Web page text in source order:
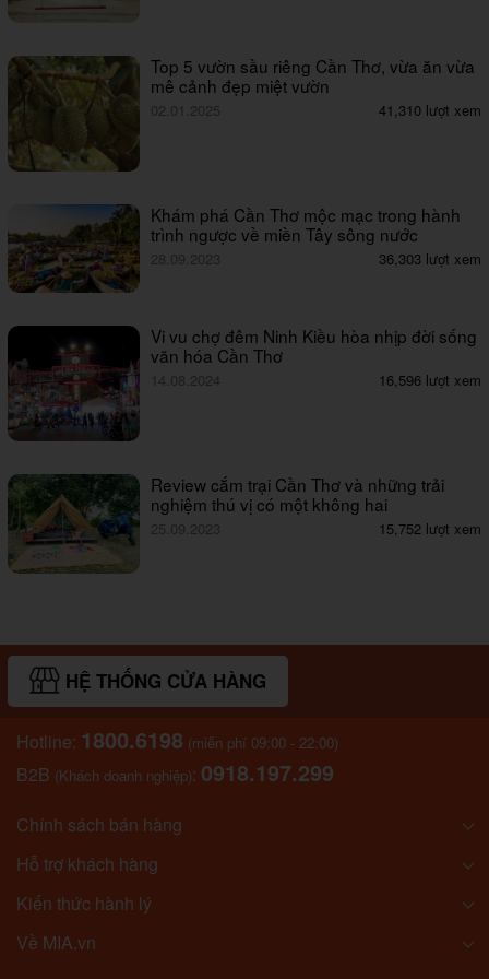
Top 5 vườn sầu riêng Cần Thơ, vừa ăn vừa
mê cảnh đẹp miệt vườn
02.01.2025 41,310 lượt xem
Khám phá Cần Thơ mộc mạc trong hành
trình ngược về miền Tây sông nước
28.09.2023 36,303 lượt xem
Vi vu chợ đêm Ninh Kiều hòa nhịp đời sống
văn hóa Cần Thơ
14.08.2024 16,596 lượt xem
Review cắm trại Cần Thơ và những trải
nghiệm thú vị có một không hai
25.09.2023 15,752 lượt xem
HỆ THỐNG CỬA HÀNG
Hotline: 1800.6198 (miễn phí 09:00 - 22:00)
B2B (Khách doanh nghiệp): 0918.197.299
Chính sách bán hàng
Hỗ trợ khách hàng
Kiến thức hành lý
Về MIA.vn